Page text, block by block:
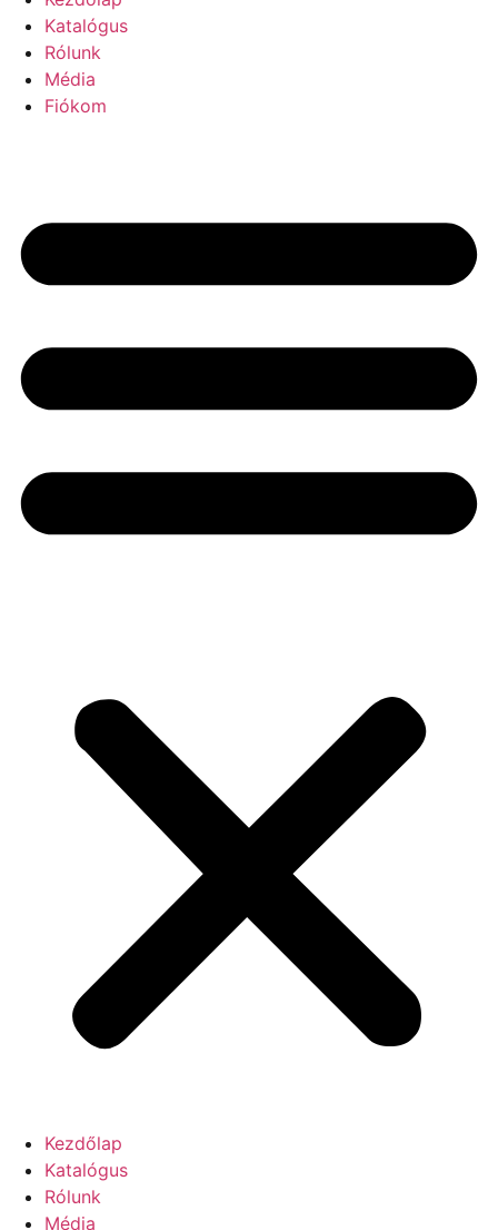
Katalógus
Rólunk
Média
Fiókom
Kezdőlap
Katalógus
Rólunk
Média